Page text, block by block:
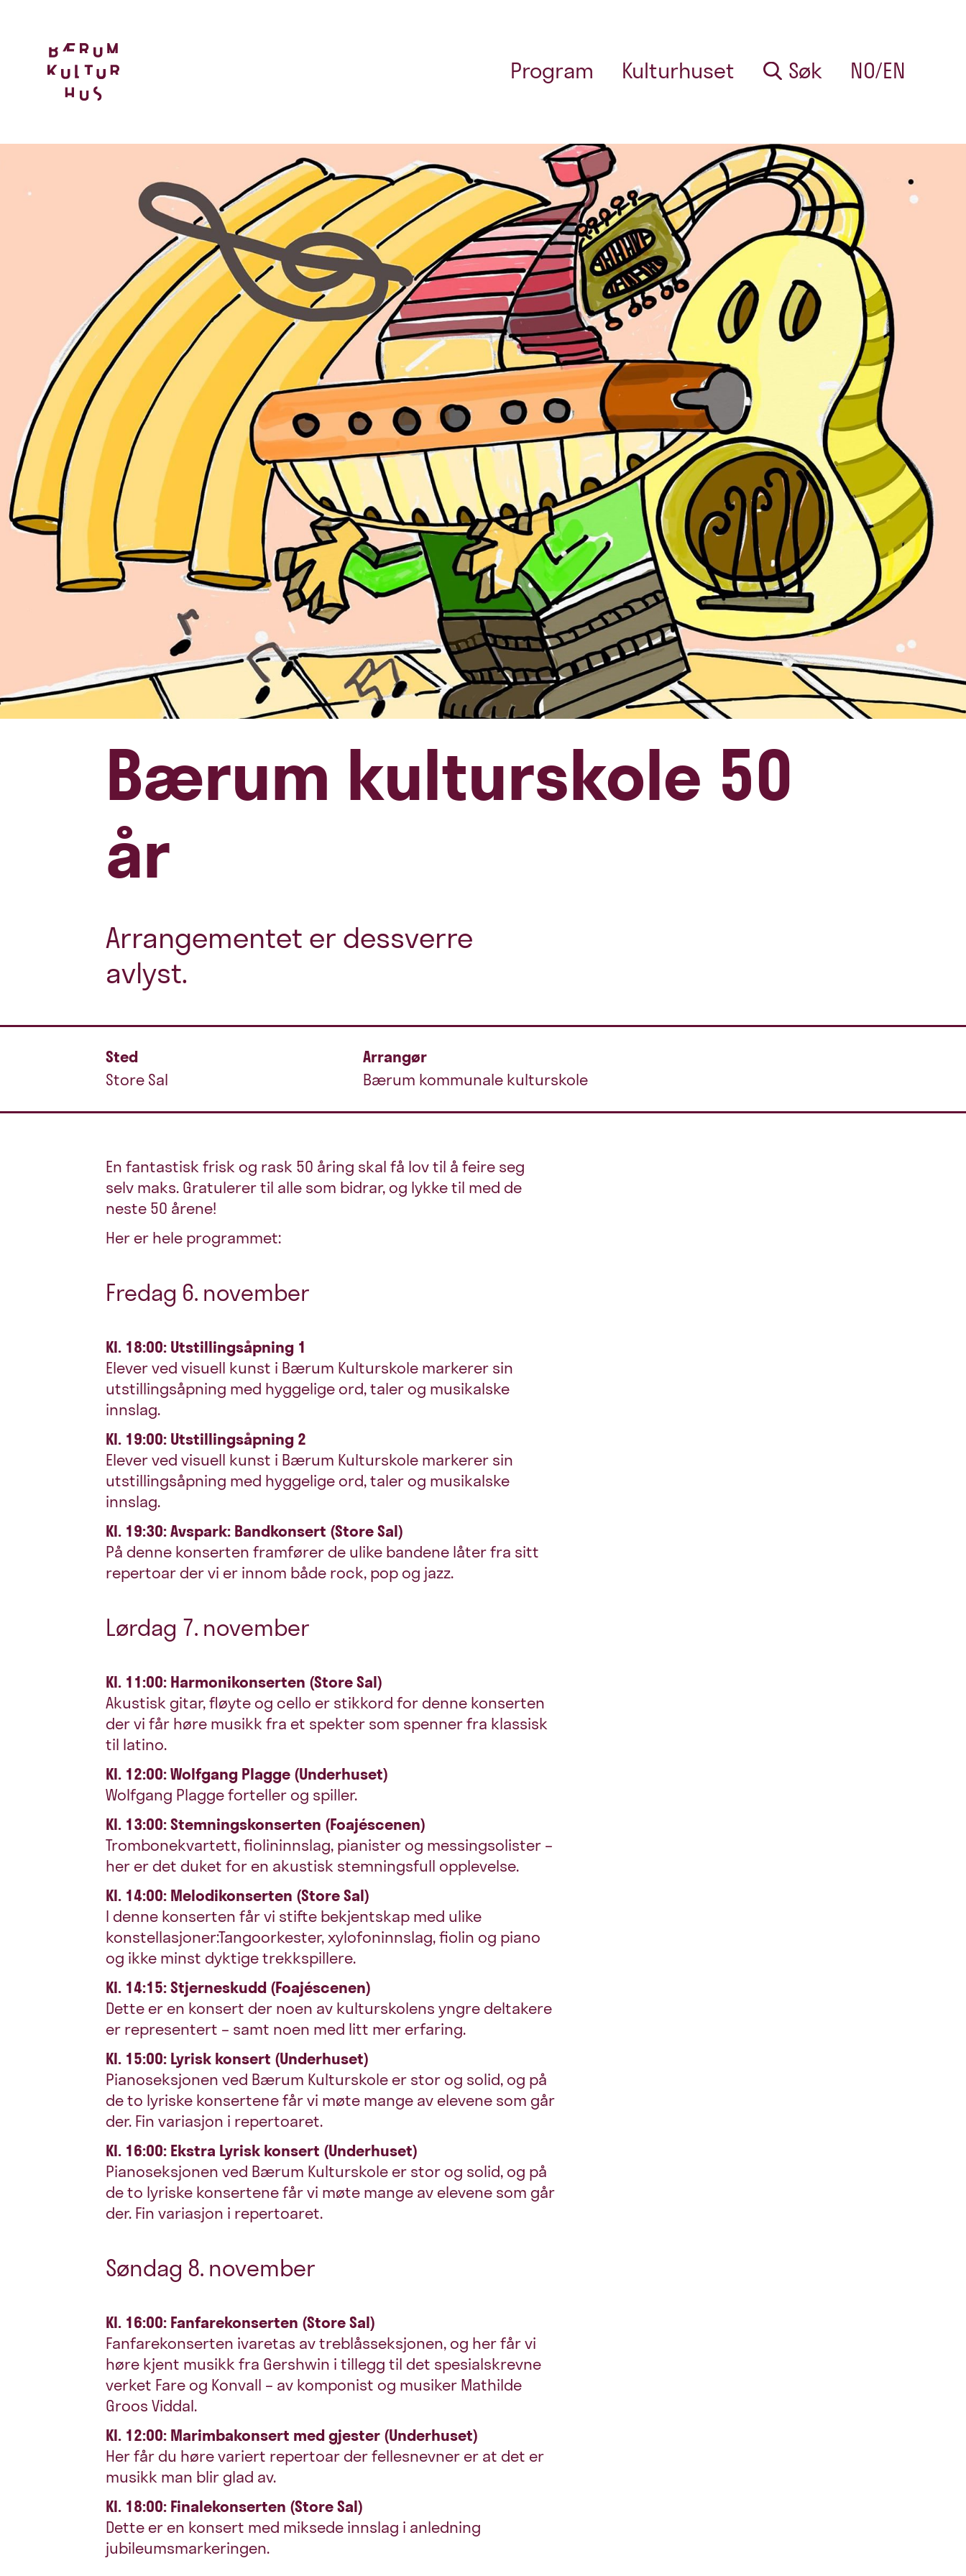
Program Kulturhuset Søk NO/EN
Bærum kulturskole 50
år
Arrangementet er dessverre
avlyst.
Sted
Store Sal
Arrangør
Bærum kommunale kulturskole
En fantastisk frisk og rask 50 åring skal få lov til å feire seg
selv maks. Gratulerer til alle som bidrar, og lykke til med de
neste 50 årene!
Her er hele programmet:
Fredag 6. november
Kl. 18:00: Utstillingsåpning 1
Elever ved visuell kunst i Bærum Kulturskole markerer sin
utstillingsåpning med hyggelige ord, taler og musikalske
innslag.
Kl. 19:00: Utstillingsåpning 2
Elever ved visuell kunst i Bærum Kulturskole markerer sin
utstillingsåpning med hyggelige ord, taler og musikalske
innslag.
Kl. 19:30: Avspark: Bandkonsert (Store Sal)
På denne konserten framfører de ulike bandene låter fra sitt
repertoar der vi er innom både rock, pop og jazz.
Lørdag 7. november
Kl. 11:00: Harmonikonserten (Store Sal)
Akustisk gitar, fløyte og cello er stikkord for denne konserten
der vi får høre musikk fra et spekter som spenner fra klassisk
til latino.
Kl. 12:00: Wolfgang Plagge (Underhuset)
Wolfgang Plagge forteller og spiller.
Kl. 13:00: Stemningskonserten (Foajéscenen)
Trombonekvartett, fiolininnslag, pianister og messingsolister –
her er det duket for en akustisk stemningsfull opplevelse.
Kl. 14:00: Melodikonserten (Store Sal)
I denne konserten får vi stifte bekjentskap med ulike
konstellasjoner:Tangoorkester, xylofoninnslag, fiolin og piano
og ikke minst dyktige trekkspillere.
Kl. 14:15: Stjerneskudd (Foajéscenen)
Dette er en konsert der noen av kulturskolens yngre deltakere
er representert – samt noen med litt mer erfaring.
Kl. 15:00: Lyrisk konsert (Underhuset)
Pianoseksjonen ved Bærum Kulturskole er stor og solid, og på
de to lyriske konsertene får vi møte mange av elevene som går
der. Fin variasjon i repertoaret.
Kl. 16:00: Ekstra Lyrisk konsert (Underhuset)
Pianoseksjonen ved Bærum Kulturskole er stor og solid, og på
de to lyriske konsertene får vi møte mange av elevene som går
der. Fin variasjon i repertoaret.
Søndag 8. november
Kl. 16:00: Fanfarekonserten (Store Sal)
Fanfarekonserten ivaretas av treblåsseksjonen, og her får vi
høre kjent musikk fra Gershwin i tillegg til det spesialskrevne
verket Fare og Konvall – av komponist og musiker Mathilde
Groos Viddal.
Kl. 12:00: Marimbakonsert med gjester (Underhuset)
Her får du høre variert repertoar der fellesnevner er at det er
musikk man blir glad av.
Kl. 18:00: Finalekonserten (Store Sal)
Dette er en konsert med miksede innslag i anledning
jubileumsmarkeringen.